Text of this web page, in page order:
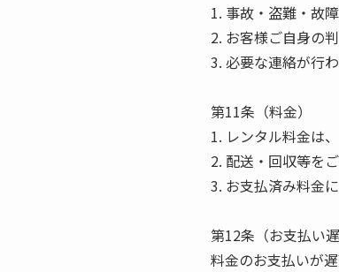
1. 事故・盗難・故
2. お客様ご自身の
3. 必要な連絡が行
第11条（料金）
1. レンタル料金は
2. 配送・回収等を
3. お支払済み料金
第12条（お支払い
料金のお支払いが